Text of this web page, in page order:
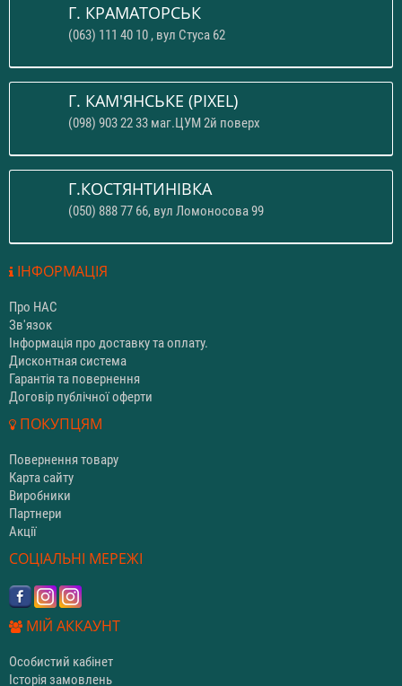
Г. КРАМАТОРСЬК
(063) 111 40 10 , вул Стуса 62
Г. КАМ'ЯНСЬКЕ (PIXEL)
(098) 903 22 33 маг.ЦУМ 2й поверх
Г.КОСТЯНТИНІВКА
(050) 888 77 66, вул Ломоносова 99
ІНФОРМАЦІЯ
Про НАС
Зв'язок
Інформація про доставку та оплату.
Дисконтная система
Гарантія та повернення
Договір публічної оферти
ПОКУПЦЯМ
Повернення товару
Карта сайту
Виробники
Партнери
Акції
СОЦІАЛЬНІ МЕРЕЖІ
МІЙ АККАУНТ
Особистий кабінет
Історія замовлень